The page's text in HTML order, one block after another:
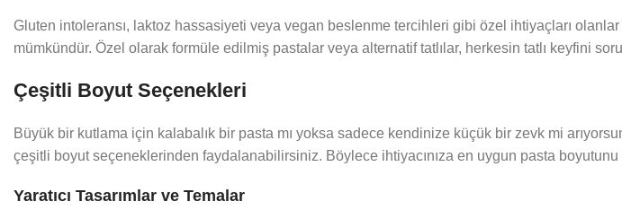
Gluten intoleransı, laktoz hassasiyeti veya vegan beslenme tercihleri gibi özel ihtiyaçları
mümkündür. Özel olarak formüle edilmiş pastalar veya alternatif tatlılar, herkesin tatlı keyfini
Çeşitli Boyut Seçenekleri
Büyük bir kutlama için kalabalık bir pasta mı yoksa sadece kendinize küçük bir zevk mi
çeşitli boyut seçeneklerinden faydalanabilirsiniz. Böylece ihtiyacınıza en uygun pasta
Yaratıcı Tasarımlar ve Temalar